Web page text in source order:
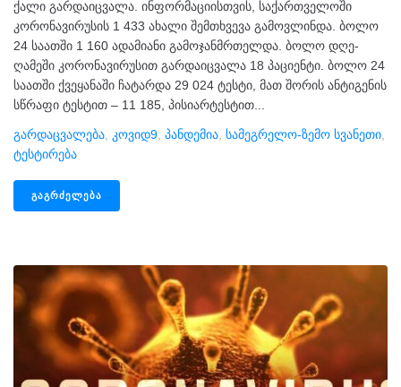
ქალი გარდაიცვალა. ინფორმაციისთვის, საქართველოში
კორონავირუსის 1 433 ახალი შემთხვევა გამოვლინდა. ბოლო
24 საათში 1 160 ადამიანი გამოჯანმრთელდა. ბოლო დღე-
ღამეში კორონავირუსით გარდაიცვალა 18 პაციენტი. ბოლო 24
საათში ქვეყანაში ჩატარდა 29 024 ტესტი, მათ შორის ანტიგენის
სწრაფი ტესტით – 11 185, პისიარტესტით...
Გარდაცვალება Კოვიდ9 Პანდემია Სამეგრელო-Ზემო Სვანეთი
Ტესტირება
ᲒᲐᲒᲠᲫᲔᲚᲔᲑᲐ